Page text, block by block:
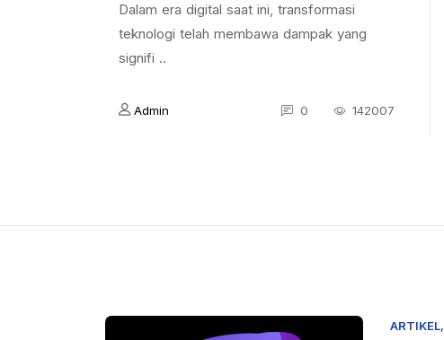
Dalam era digital saat ini, transformasi
teknologi telah membawa dampak yang
signifi ..
Admin 0 142007
ARTIKEL,